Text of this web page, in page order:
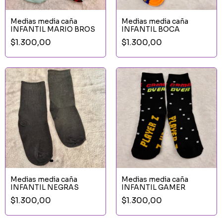
Medias media caña
INFANTIL MARIO BROS
$1.300,00
Medias media caña
INFANTIL BOCA
$1.300,00
Medias media caña
INFANTIL NEGRAS
$1.300,00
Medias media caña
INFANTIL GAMER
$1.300,00